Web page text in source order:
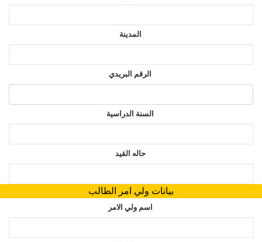
المدينة
الرقم البريدي
السنة الدراسية
حاله القيد
بيانات ولي امر الطالب
اسم ولي الامر